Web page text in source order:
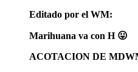
Editado por el WM:
Marihuana va con H 😛
ACOTACION DE